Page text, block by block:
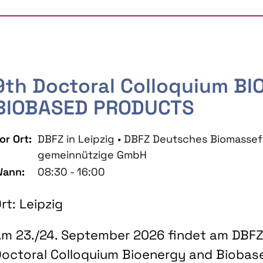
Doctoral Colloquium
PRODUCTS
Ort: DBFZ in Leipzig • DBFZ Deutsches
gemeinnützige GmbH
08:30 - 16:00
Leipzig
23./24. September 2026 findet am
Colloquium Bioenergy and